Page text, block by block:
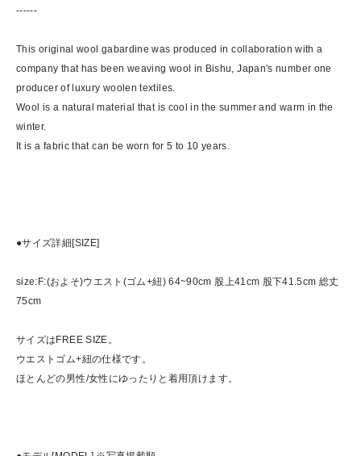
------
This original wool gabardine was produced in collaboration with a
company that has been weaving wool in Bishu, Japan's number one
producer of luxury woolen textiles.
Wool is a natural material that is cool in the summer and warm in the
winter.
It is a fabric that can be worn for 5 to 10 years.
●サイズ詳細[SIZE]
size:F:(およそ)ウエスト(ゴム+紐) 64~90cm 股上41cm 股下41.5cm 総丈
75cm
サイズはFREE SIZE。
ウエストゴム+紐の仕様です。
ほとんどの男性/女性にゆったりと着用頂けます。